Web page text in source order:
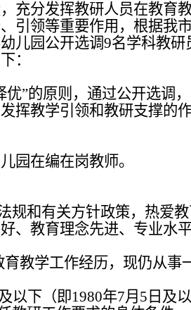
充分发挥教研人员在教育
引领等重要作用，根据我
儿园公开选调9名学科教研
：
优”的原则，通过公开选调
挥教学引领和教研支撑的
园在编在岗教师。
规和有关方针政策，热爱
、教育理念先进、专业水
育教学工作经历，现仍从事
以下（即1980年7月 5 日及